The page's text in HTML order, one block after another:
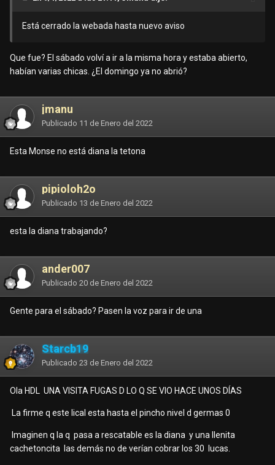
Está cerrado la webada hasta nuevo aviso
Que fue? El sábado volví a ir a la misma hora y estaba abierto,
habían varias chicas. ¿El domingo ya no abrió?
jmanu
Publicado 11 de Enero del 2022
Esta Monse no está diana la tetona
pipioloh2o
Publicado 13 de Enero del 2022
esta la diana trabajando?
ander007
Publicado 20 de Enero del 2022
Gente para el sábado? Pasen la voz para ir de una
Starcb19
Publicado 23 de Enero del 2022
Ola HDL UNA VISITA FUGAS D LO Q SE VIO HACE UNOS DÍAS
La firme q este lical esta hasta el pincho nivel d germas 0
Imaginen q la q pasa a rescatable es la diana y una llenita
cachetoncita las demás no de verían cobrar los 30 lucas.